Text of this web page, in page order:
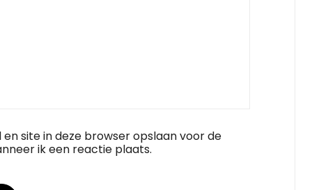
en site in deze browser opslaan voor de
ik een reactie plaats.